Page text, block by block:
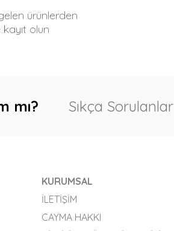
ürünlerden
olun
mı? Sıkça Sorulanlar
KURUMSAL
İLETIŞIM
CAYMA HAKKI